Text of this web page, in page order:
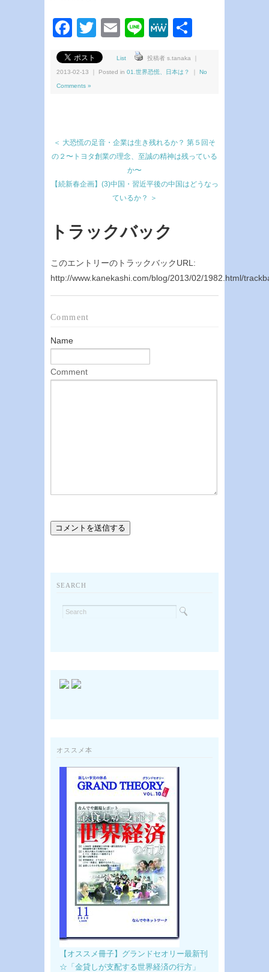
Facebook
Twitter
Email
LineMeWe
List 投稿者 s.tanaka ｜
2013-02-13 ｜ Posted in 01.世界恐慌、日本は？ No
Comments »
＜ 大恐慌の足音・企業は生き残れるか？ 第５回そ
の２〜トヨタ創業の理念、至誠の精神は残っている
か〜
【続新春企画】(3)中国・習近平後の中国はどうなっ
ているか？ ＞
トラックバック
このエントリーのトラックバックURL:
http://www.kanekashi.com/blog/2013/02/1982.html/
Comment
Name
Comment
SEARCH
オススメ本
【オススメ冊子】グランドセオリー最新刊
☆「金貸しが支配する世界経済の行方」